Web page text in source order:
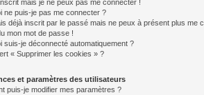
mais je ne peux pas me connecter !
ne puis-je pas me connecter ?
déjà inscrit par le passé mais ne peux à présent plus me
mon mot de passe !
suis-je déconnecté automatiquement ?
« Supprimer les cookies » ?
et paramètres des utilisateurs
puis-je modifier mes paramètres ?